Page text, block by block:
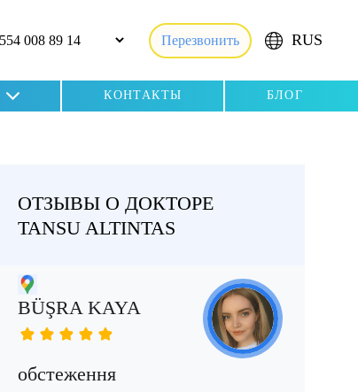
Перезвонить RUS
КОНТАКТЫ БЛОГ
ОТЗЫВЫ О ДОКТОРЕ
TANSU ALTINTAS
BÜŞRA KAYA
обстеження